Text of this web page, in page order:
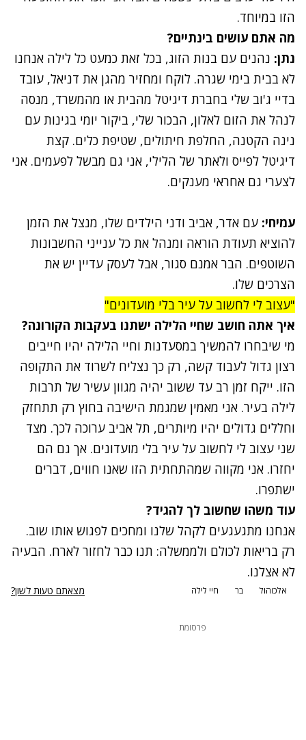
הזו במיוחד.
מה אתם עושים בינתיים?
נתן: נהנים עם בנות הזוג, בכל זאת כמעט כל לילה אנחנו
לא בבית בימי שגרה. לוקח ומחזיר מהגן את דניאל, עובד
בדיי ג'וב שלי בחברת דיגיטל מהבית או מהמשרד, מנסה
לנהל את הזום לאלון, הבכור שלי, ביקור יומי בגינות עם
נינה הקטנה, החלפת חיתולים, שטיפת כלים. קצת
דיגיטל לפייס ולאתר של הלילי, אני גם מבשל לפעמים. אני
לצערי גם אחראי מענקים.
עמיחי: עם אדר, אביב ודני הילדים שלו, מנצל את הזמן
להוציא תעודת הוראה ומנהל את כל ענייני החשבונות
השוטפים. הבר אמנם סגור, אבל לעסק עדיין יש את
הצרכים שלו.
"עצוב לי לחשוב על עיר בלי מועדונים"
איך אתה חושב שחיי הלילה ישתנו בעקבות הקורונה?
מי שיבחרו להמשיך במסעדנות וחיי הלילה יהיו חייבים
רצון גדול לעבוד קשה, רק כך נצליח לשרוד את התקופה
הזו. ייקח זמן רב עד ששוב יהיה מגוון עשיר של תרבות
לילה בעיר. אני מאמין שמגמת הישיבה בחוץ רק תתחזק
וחללים גדולים יהיו מיותרים, תל אביב ערוכה לכך. מצד
שני עצוב לי לחשוב על עיר בלי מועדונים. אך גם הם
יחזרו. אני מקווה שמהתחתית הזו שאנו חווים, דברים
ישתפרו.
עוד משהו שחשוב לך להגיד?
אנחנו מתגעגעים לקהל שלנו ומחכים לפגוש אותו שוב.
רק בריאות לכולם ולממשלה: תנו כבר לחזור לארח. הבעיה
לא אצלנו.
אלכוהול בר חיי לילה מצאתם טעות לשון?
פרסומת